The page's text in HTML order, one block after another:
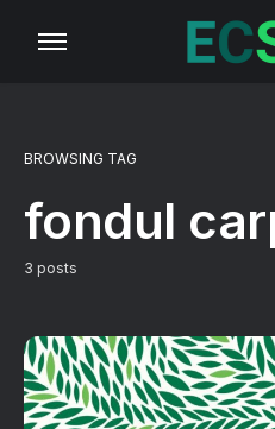
BROWSING TAG
fondul
3 posts